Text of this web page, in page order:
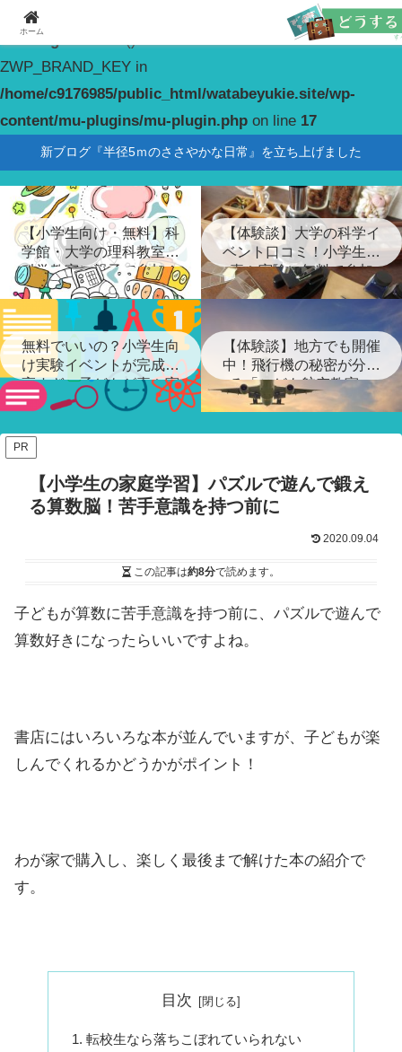
Warning
ZWP_BRAND_KEY in
/home/c9176985/public_html/watabeyukie.site/wp-
content/mu-plugins/mu-plugin.php on line 17
新ブログ『半径5ｍのささやかな日常』を立ち上げました
【小学生向け・無料】科
学館・大学の理科教室・
科学教室に親子で参加！
【体験談】大学の科学イ
ベント口コミ！小学生が
喜ぶ実験に無料で参加
無料でいいの？小学生向
け実験イベントが完成度
高すぎ…子どもが喜ぶ実
験ショー
【体験談】地方でも開催
中！飛行機の秘密が分か
る「こども航空教室」
PR
【小学生の家庭学習】パズルで遊んで鍛え
る算数脳！苦手意識を持つ前に
2020.09.04
この記事は約8分で読めます。
子どもが算数に苦手意識を持つ前に、パズルで遊んで
算数好きになったらいいですよね。
書店にはいろいろな本が並んでいますが、子どもが楽
しんでくれるかどうかがポイント！
わが家で購入し、楽しく最後まで解けた本の紹介で
す。
目次
転校生なら落ちこぼれていられない
ホーム